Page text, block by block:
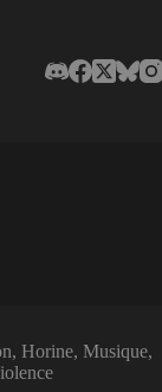
,Horine,Musique,